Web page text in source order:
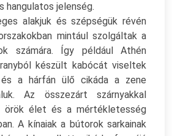
hangulatos jelenség.
alakjuk és szépségük révén
mintául szolgáltak a
számára. Így például Athén
készült kabócát viseltek
a hárfán ülő cikáda a zene
Az összezárt szárnyakkal
örök élet és a mértékletesség
A kínaiak a bútorok sarkainak